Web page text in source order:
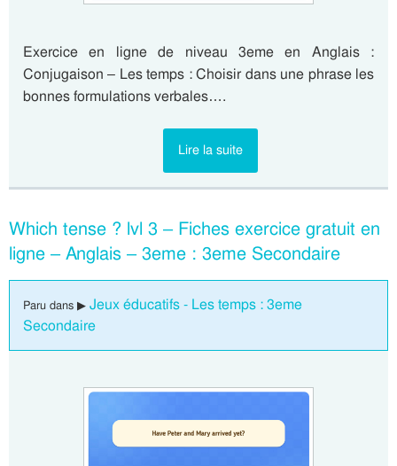
Exercice en ligne de niveau 3eme en Anglais :
Conjugaison – Les temps : Choisir dans une phrase les
bonnes formulations verbales….
Lire la suite
Which tense ? lvl 3 – Fiches exercice gratuit en
ligne – Anglais – 3eme : 3eme Secondaire
Paru dans ▶ Jeux éducatifs - Les temps : 3eme
Secondaire